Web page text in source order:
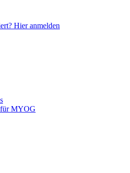
Hier anmelden
für MYOG